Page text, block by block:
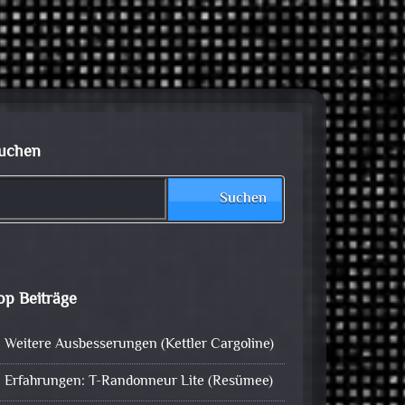
Suchen
Beiträge
Weitere Ausbesserungen (Kettler Cargoline)
Erfahrungen: T-Randonneur Lite (Resümee)